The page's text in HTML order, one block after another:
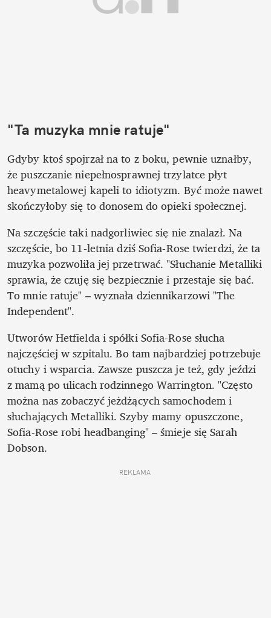
"Ta muzyka mnie ratuje"
Gdyby ktoś spojrzał na to z boku, pewnie uznałby,
że puszczanie niepełnosprawnej trzylatce płyt
heavymetalowej kapeli to idiotyzm. Być może nawet
skończyłoby się to donosem do opieki społecznej.
Na szczęście taki nadgorliwiec się nie znalazł. Na
szczęście, bo 11-letnia dziś Sofia-Rose twierdzi, że ta
muzyka pozwoliła jej przetrwać. "Słuchanie Metalliki
sprawia, że ​​czuję się bezpiecznie i przestaje się bać.
To mnie ratuje" – wyznała dziennikarzowi "The
Independent".
Utworów Hetfielda i spółki Sofia-Rose słucha
najczęściej w szpitalu. Bo tam najbardziej potrzebuje
otuchy i wsparcia. Zawsze puszcza je też, gdy jeździ
z mamą po ulicach rodzinnego Warrington. "Często
można nas zobaczyć jeżdżących samochodem i
słuchających Metalliki. Szyby mamy opuszczone,
Sofia-Rose robi headbanging" – śmieje się Sarah
Dobson.
REKLAMA